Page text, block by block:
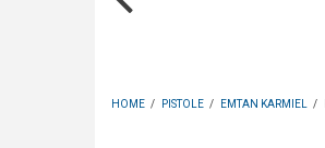
HOME / PISTOLE / EMTAN KARMIEL /